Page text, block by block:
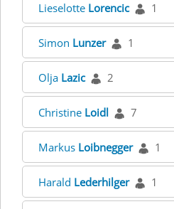
Lieselotte Lorencic 1
Simon Lunzer 1
Olja Lazic 2
Christine Loidl 7
Markus Loibnegger 1
Harald Lederhilger 1